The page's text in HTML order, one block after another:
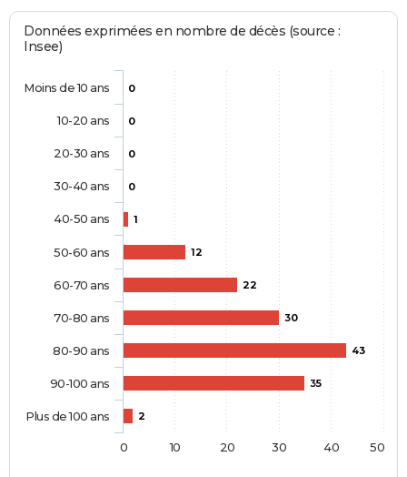
Données exprimées en nombre de décès (source :
Insee)
0
0
0
0
1
12
22
30
43
35
2
Moins de 10 ans
10-20 ans
20-30 ans
30-40 ans
40-50 ans
50-60 ans
60-70 ans
70-80 ans
80-90 ans
90-100 ans
Plus de 100 ans
0 10 20 30 40 50